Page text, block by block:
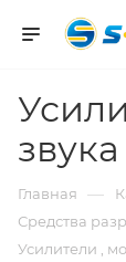
звука
Главная —
Средства
Усилители ,